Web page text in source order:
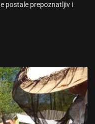
postale prepoznatljiv i